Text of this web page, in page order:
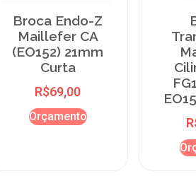
Broca Endo-Z
Maillefer CA
(EO152) 21mm
Curta
R$69,00
Orçamento